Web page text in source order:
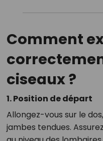
Comment
ciseaux ?
1.Position de départ
Allongez-vous sur le
jambes tendues.